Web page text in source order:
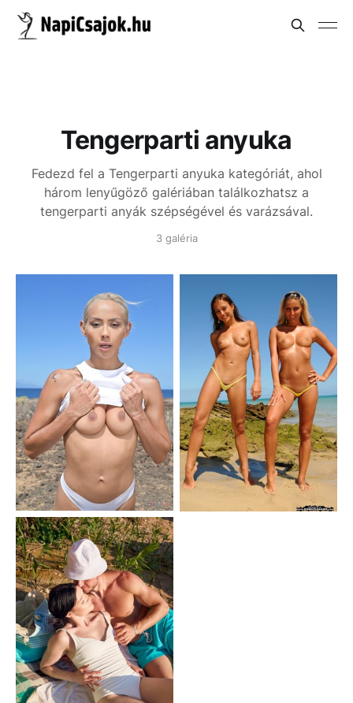
Tengerparti anyuka
Fedezd fel a Tengerparti anyuka kategóriát, ahol
három lenyűgöző galériában találkozhatsz a
tengerparti anyák szépségével és varázsával.
3 galéria